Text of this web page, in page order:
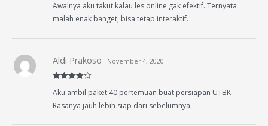
of 5
Awalnya aku takut kalau les online gak efektif. Ternyata
malah enak banget, bisa tetap interaktif.
out of 5
Aldi Prakoso November 4, 2020
Aku ambil paket 40 pertemuan buat persiapan UTBK.
Rasanya jauh lebih siap dari sebelumnya.